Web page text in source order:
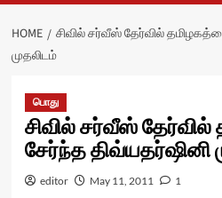
HOME
சிவில் சர்வீஸ் தேர்வில்
முதலிடம்
பொது
சிவில் சர்வீஸ்
சேர்ந்த திவ்யதர்ஷினி
editor May 11, 2011 1